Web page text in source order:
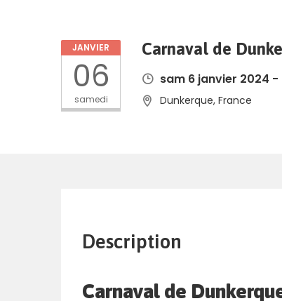
JANVIER
06
samedi
Carnaval de
sam 6 janvier 2024
Dunkerque, France
Description
Carnaval de